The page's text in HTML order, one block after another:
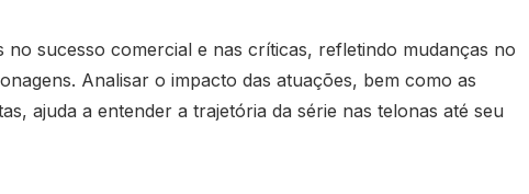
no sucesso comercial e nas críticas, refletindo mudanças no
Analisar o impacto das atuações, bem como as
ajuda a entender a trajetória da série nas telonas até seu